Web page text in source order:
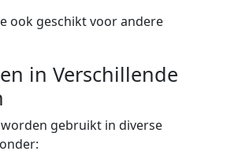
ook geschikt voor andere
in Verschillende
gebruikt in diverse